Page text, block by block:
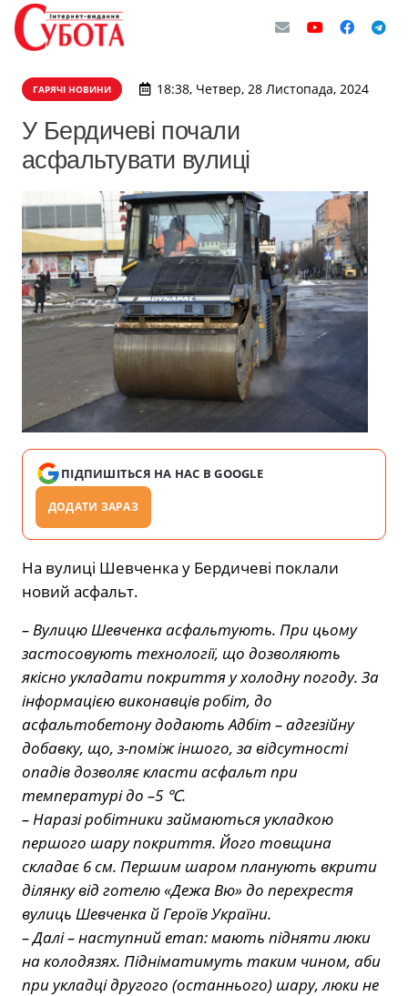
ГАРЯЧІ НОВИНИ 18:38, Четвер, 28 Листопада, 2024
У Бердичеві почали
асфальтувати вулиці
ПІДПИШІТЬСЯ НА НАС В GOOGLE
ДОДАТИ ЗАРАЗ
На вулиці Шевченка у Бердичеві поклали
новий асфальт.
– Вулицю Шевченка асфальтують. При цьому
застосовують технології, що дозволяють
якісно укладати покриття у холодну погоду. За
інформацією виконавців робіт, до
асфальтобетону додають Адбіт – адгезійну
добавку, що, з-поміж іншого, за відсутності
опадів дозволяє класти асфальт при
температурі до –5 ℃.
–Наразі робітники займаються укладкою
першого шару покриття. Його товщина
складає 6 см. Першим шаром планують вкрити
ділянку від готелю «Дежа Вю» до перехрестя
вулиць Шевченка й Героїв України.
–Далі – наступний етап: мають підняти люки
на колодязях. Підніматимуть таким чином, аби
при укладці другого (останнього) шару, люки не